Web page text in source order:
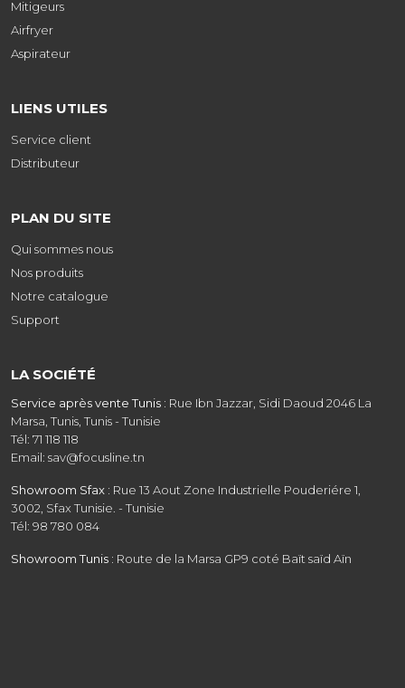
Mitigeurs
Airfryer
Aspirateur
LIENS UTILES
Service client
Distributeur
PLAN DU SITE
Qui sommes nous
Nos produits
Notre catalogue
Support
LA SOCIÉTÉ
Service après vente Tunis : Rue Ibn Jazzar, Sidi Daoud 2046 La
Marsa, Tunis, Tunis - Tunisie
Tél: 71 118 118
Email: sav@focusline.tn
Showroom Sfax : Rue 13 Aout Zone Industrielle Pouderiére 1,
3002, Sfax Tunisie. - Tunisie
Tél: 98 780 084
Showroom Tunis : Route de la Marsa GP9 coté Baït saïd Aïn